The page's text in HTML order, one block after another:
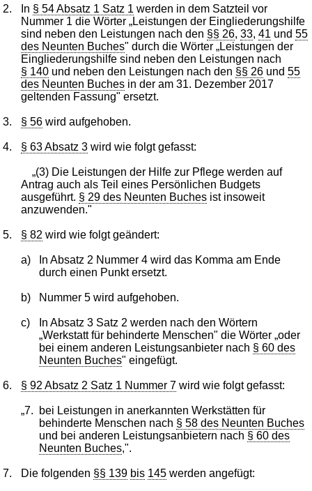
2. In § 54 Absatz 1 Satz 1 werden in dem Satzteil vor
Nummer 1 die Wörter „Leistungen der Eingliederungshilfe
sind neben den Leistungen nach den §§ 26,33,41 und55
des Neunten Buches" durch die Wörter „Leistungen der
Eingliederungshilfe sind neben den Leistungen nach
§ 140 und neben den Leistungen nach den §§ 26 und55
des Neunten Buches in der am 31. Dezember 2017
geltenden Fassung" ersetzt.
3. § 56 wird aufgehoben.
4. § 63 Absatz 3 wird wie folgt gefasst:
„(3) Die Leistungen der Hilfe zur Pflege werden auf
Antrag auch als Teil eines Persönlichen Budgets
ausgeführt. § 29 des Neunten Buches ist insoweit
anzuwenden."
5. § 82 wird wie folgt geändert:
a)
In Absatz 2 Nummer 4 wird das Komma am Ende
durch einen Punkt ersetzt.
b) Nummer 5 wird aufgehoben.
c)
In Absatz 3 Satz 2 werden nach den Wörtern
„Werkstatt für behinderte Menschen" die Wörter „oder
bei einem anderen Leistungsanbieter nach § 60 des
Neunten Buches" eingefügt.
6. § 92 Absatz 2 Satz 1 Nummer 7 wird wie folgt gefasst:
„7.
bei Leistungen in anerkannten Werkstätten für
behinderte Menschen nach § 58 des Neunten Buches
und bei anderen Leistungsanbietern nach § 60 des
Neunten Buches,".
7. Die folgenden §§ 139 bis 145 werden angefügt: